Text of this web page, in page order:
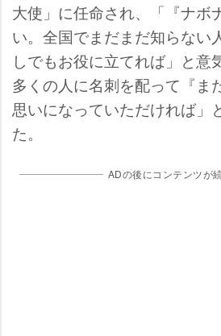
大使」に任命され、「『ナボ
い。全国でまだまだ知らない
しでもお役に立てれば」と意
多くの人に名刺を配って『ま
思いになっていただければ」
た。
ADの後にコンテンツが